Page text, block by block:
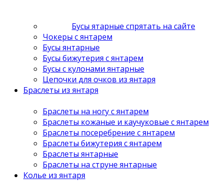
Бусы ятарные спрятать на сайте
Чокеры с янтарем
Бусы янтарные
Бусы бижутерия с янтарем
Бусы с кулонами янтарные
Цепочки для очков из янтаря
Браслеты из янтаря
Браслеты на ногу с янтарем
Браслеты кожаные и каучуковые с янтарем
Браслеты посеребрение с янтарем
Браслеты бижутерия с янтарем
Браслеты янтарные
Браслеты на струне янтарные
Колье из янтаря